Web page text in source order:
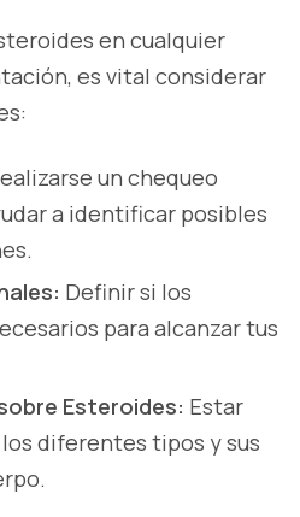
en cualquier
es vital considerar
un chequeo
a identificar posibles
Definir si los
para alcanzar tus
Esteroides: Estar
diferentes tipos y sus